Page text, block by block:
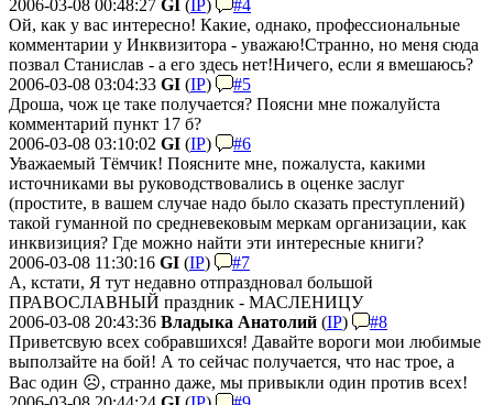
2006-03-08 00:48:27 GI (IP)
#4
Ой, как у вас интересно! Какие, однако, профессиональные
комментарии у Инквизитора - уважаю!Странно, но меня сюда
позвал Станислав - а его здесь нет!Ничего, если я вмешаюсь?
2006-03-08 03:04:33 GI (IP)
#5
Дроша, чож це таке получается? Поясни мне пожалуйста
комментарий пункт 17 б?
2006-03-08 03:10:02 GI (IP)
#6
Уважаемый Тёмчик! Поясните мне, пожалуста, какими
источниками вы руководствовались в оценке заслуг
(простите, в вашем случае надо было сказать преступлений)
такой гуманной по средневековым меркам организации, как
инквизиция? Где можно найти эти интересные книги?
2006-03-08 11:30:16 GI (IP)
#7
А, кстати, Я тут недавно отпраздновал большой
ПРАВОСЛАВНЫЙ праздник - МАСЛЕНИЦУ
2006-03-08 20:43:36 Владыка Анатолий (IP)
#8
Приветсвую всех собравшихся! Давайте вороги мои любимые
выползайте на бой! А то сейчас получается, что нас трое, а
Вас один ☹️, странно даже, мы привыкли один против всех!